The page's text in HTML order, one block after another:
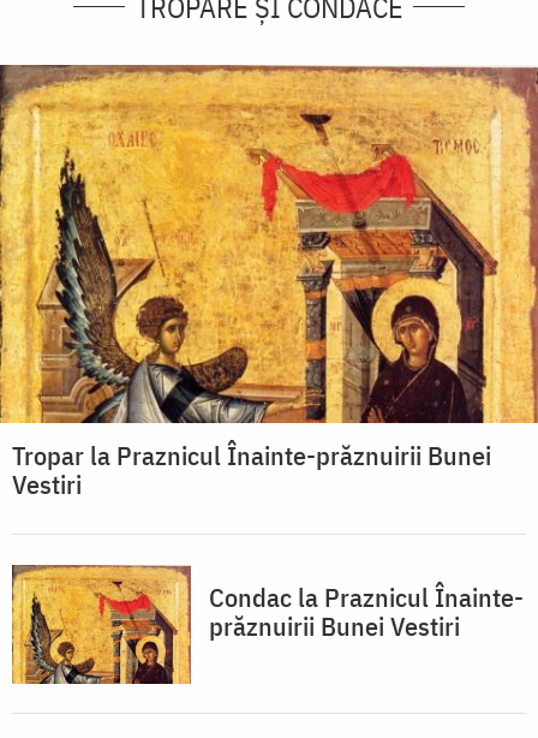
Tropar la Praznicul Înainte-prăznuirii Bunei
Vestiri
Condac la Praznicul Înainte-
prăznuirii Bunei Vestiri